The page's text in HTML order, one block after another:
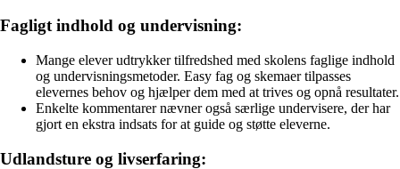
Fagligt indhold og undervisning:
Mange elever udtrykker tilfredshed med skolens faglige indhold
og undervisningsmetoder. Easy fag og skemaer tilpasses
elevernes behov og hjælper dem med at trives og opnå resultater.
Enkelte kommentarer nævner også særlige undervisere, der har
gjort en ekstra indsats for at guide og støtte eleverne.
Udlandsture og livserfaring: